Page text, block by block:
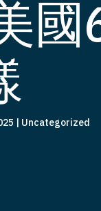
Uncategorized